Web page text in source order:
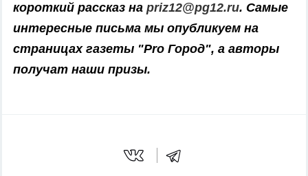
короткий рассказ на priz12@pg12.ru. Самые
интересные письма мы опубликуем на
страницах газеты "Pro Город", а авторы
получат наши призы.